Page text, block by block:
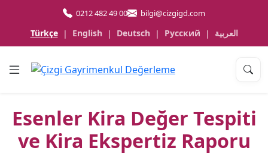
0212 482 49 00 bilgi@cizgigd.com
Türkçe | English | Deutsch | Русский | العربية
Esenler Kira Değer Tespiti
ve Kira Ekspertiz Raporu